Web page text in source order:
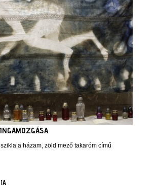
a házam, zöld mező takaróm című